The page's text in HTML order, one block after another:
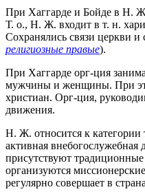
При Хаггарде и Бойде в Н. Ж.
Т. о., Н. Ж. входит в т. н.
Сохранялись связи церкви
религиозные правые).
При Хаггарде орг-ция
мужчины и женщины. При
христиан. Орг-ция,
движения.
Н. Ж. относится к категории
активная
присутствуют
организуются
регулярно совершает в